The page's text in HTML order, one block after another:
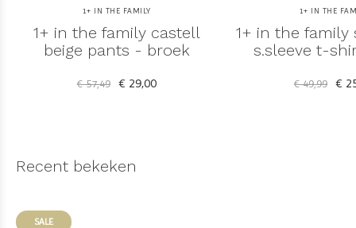
1+ IN THE FAMILY
1+ in the family castell
beige pants - broek
€ 57,49 € 29,00
1+ IN THE
1+ in the family
s.sleeve t-
€ 49,99 €
Recent bekeken
SALE